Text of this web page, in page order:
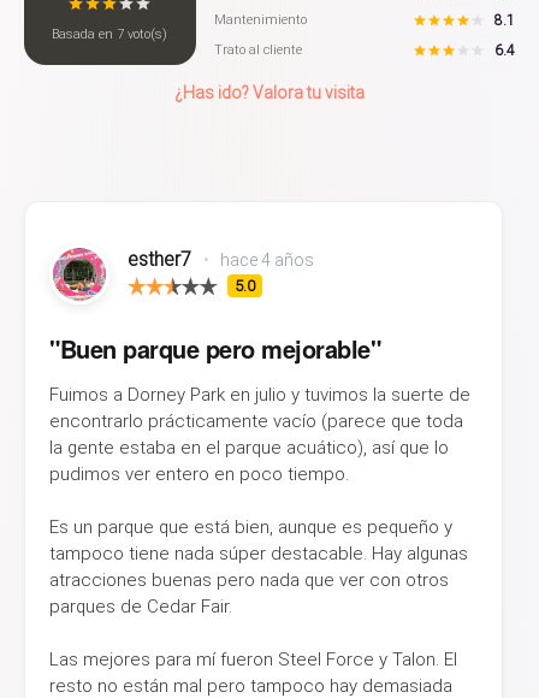
Basada en 7 voto(s)
Mantenimiento 8.1
Trato al cliente 6.4
¿Has ido? Valora tu visita
esther7 • hace 4 años
5.0
"Buen parque pero mejorable"
Fuimos a Dorney Park en julio y tuvimos la suerte de
encontrarlo prácticamente vacío (parece que toda
la gente estaba en el parque acuático), así que lo
pudimos ver entero en poco tiempo.
Es un parque que está bien, aunque es pequeño y
tampoco tiene nada súper destacable. Hay algunas
atracciones buenas pero nada que ver con otros
parques de Cedar Fair.
Las mejores para mí fueron Steel Force y Talon. El
resto no están mal pero tampoco hay demasiada